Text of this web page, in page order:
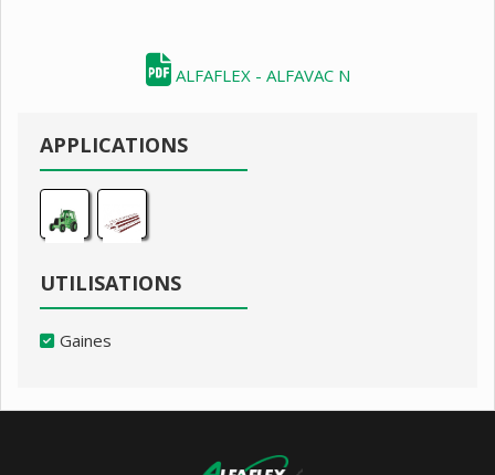
ALFAFLEX - ALFAVAC N
APPLICATIONS
UTILISATIONS
Gaines